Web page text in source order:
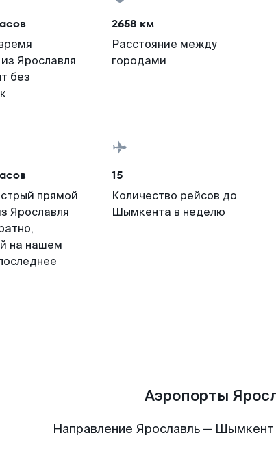
Ярославля
без
2658 км
Расстояние между
городами
прямой
Ярославля
на нашем
15
Количество рейсов до
Шымкента в неделю
Аэропорты
Направление Ярославль —